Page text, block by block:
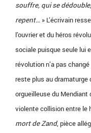
souffre, qui se
repent… » L’écrivain
l’ouvrier et du héros
sociale puisque seule lui
révolution n’a pas
reste plus au dramaturge
orgueilleuse du Mendiant
violente collision entre le
mort de Zand, pièce